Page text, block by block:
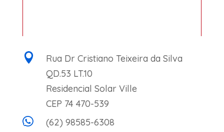

Rua Dr Cristiano Teixeira da Silva
QD.53 LT.10
Residencial Solar Ville
CEP 74 470-539
 (62) 98585-6308